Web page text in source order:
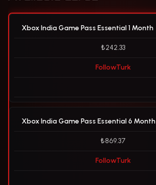
Xbox India Game Pass Essential 1 Month
₺242.33
FollowTurk
Xbox India Game Pass Essential 6 Month
₺869.37
FollowTurk